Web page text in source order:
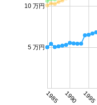
1985 1990 1995
5 万円
10 万円